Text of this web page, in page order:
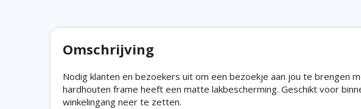
Omschrijving
Nodig klanten en bezoekers uit om een bezoekje aan jou te
hardhouten frame heeft een matte lakbescherming. Geschikt voor
winkelingang neer te zetten.